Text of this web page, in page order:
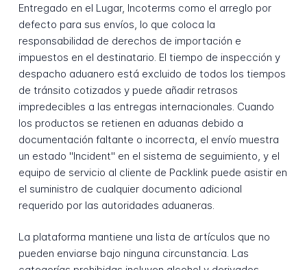
Entregado en el Lugar, Incoterms como el arreglo por
defecto para sus envíos, lo que coloca la
responsabilidad de derechos de importación e
impuestos en el destinatario. El tiempo de inspección y
despacho aduanero está excluido de todos los tiempos
de tránsito cotizados y puede añadir retrasos
impredecibles a las entregas internacionales. Cuando
los productos se retienen en aduanas debido a
documentación faltante o incorrecta, el envío muestra
un estado "Incident" en el sistema de seguimiento, y el
equipo de servicio al cliente de Packlink puede asistir en
el suministro de cualquier documento adicional
requerido por las autoridades aduaneras.
La plataforma mantiene una lista de artículos que no
pueden enviarse bajo ninguna circunstancia. Las